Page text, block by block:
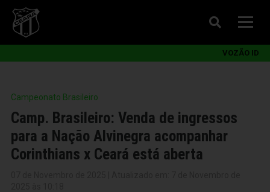
VOZÃO ID
Campeonato Brasileiro
Camp. Brasileiro: Venda de ingressos
para a Nação Alvinegra acompanhar
Corinthians x Ceará está aberta